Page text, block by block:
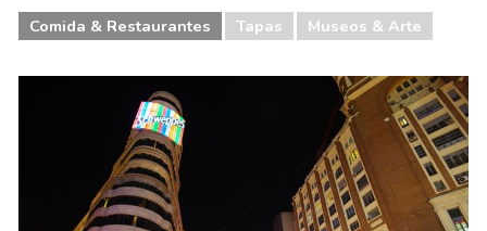
Comida & Restaurantes Tapas Museos & Arte